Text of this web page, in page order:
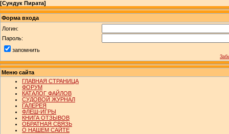
[Сундук Пирата]
Форма входа
Логин:
Пароль:
запомнить
Меню сайта
ГЛАВНАЯ СТРАНИЦА
ФОРУМ
КАТАЛОГ ФАЙЛОВ
СУДОВОЙ ЖУРНАЛ
ГАЛЕРЕЯ
ФЛЕШ-ИГРЫ
КНИГА ОТЗЫВОВ
ОБРАТНАЯ СВЯЗЬ
О НАШЕМ САЙТЕ